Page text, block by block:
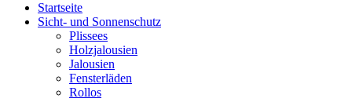
Startseite
Sicht- und Sonnenschutz
Plissees
Holzjalousien
Jalousien
Fensterläden
Rollos